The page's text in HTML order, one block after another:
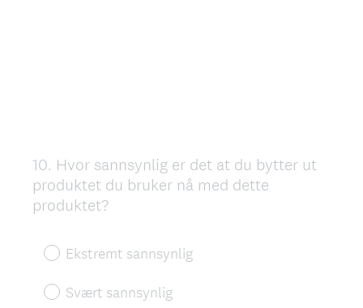
Question
Title
10. Hvor sannsynlig er det at du bytter ut
produktet du bruker nå med dette
produktet?
Ekstremt sannsynlig
Svært sannsynlig